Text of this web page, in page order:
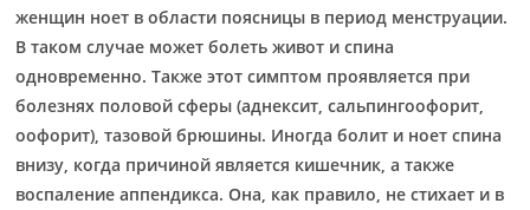
женщин ноет в области поясницы в период менструации.
В таком случае может болеть живот и спина
одновременно. Также этот симптом проявляется при
болезнях половой сферы (аднексит, сальпингоофорит,
оофорит), тазовой брюшины. Иногда болит и ноет спина
внизу, когда причиной является кишечник, а также
воспаление аппендикса. Она, как правило, не стихает и в